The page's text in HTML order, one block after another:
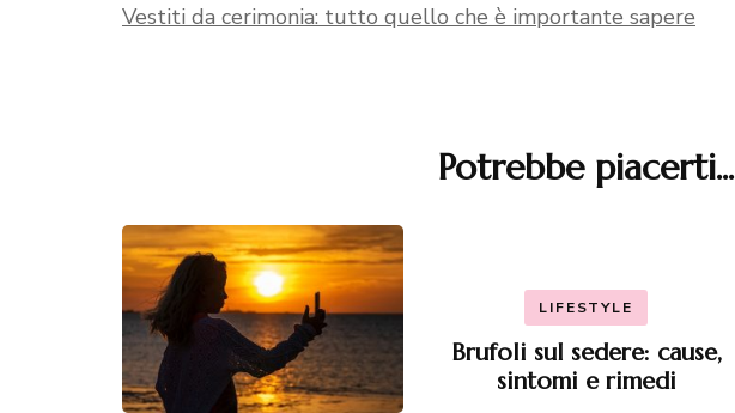
Vestiti da cerimonia: tutto quello che è importante sapere
Potrebbe piacerti...
LIFESTYLE
Brufoli sul sedere: cause,
sintomi e rimedi